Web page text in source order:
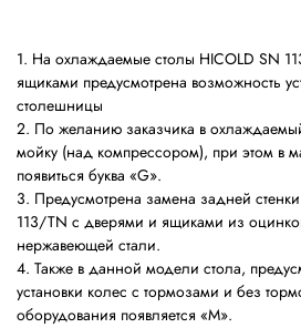
1. На охлаждаемые столы HICOLD SN
ящиками предусмотрена возможность
столешницы
2. По желанию заказчика в
мойку (над компрессором), при этом в
появиться буква «G».
3. Предусмотрена замена задней стенки
113/TN с дверями и ящиками из
нержавеющей стали.
4. Также в данной модели стола,
установки колес с тормозами и без
оборудования появляется «M».